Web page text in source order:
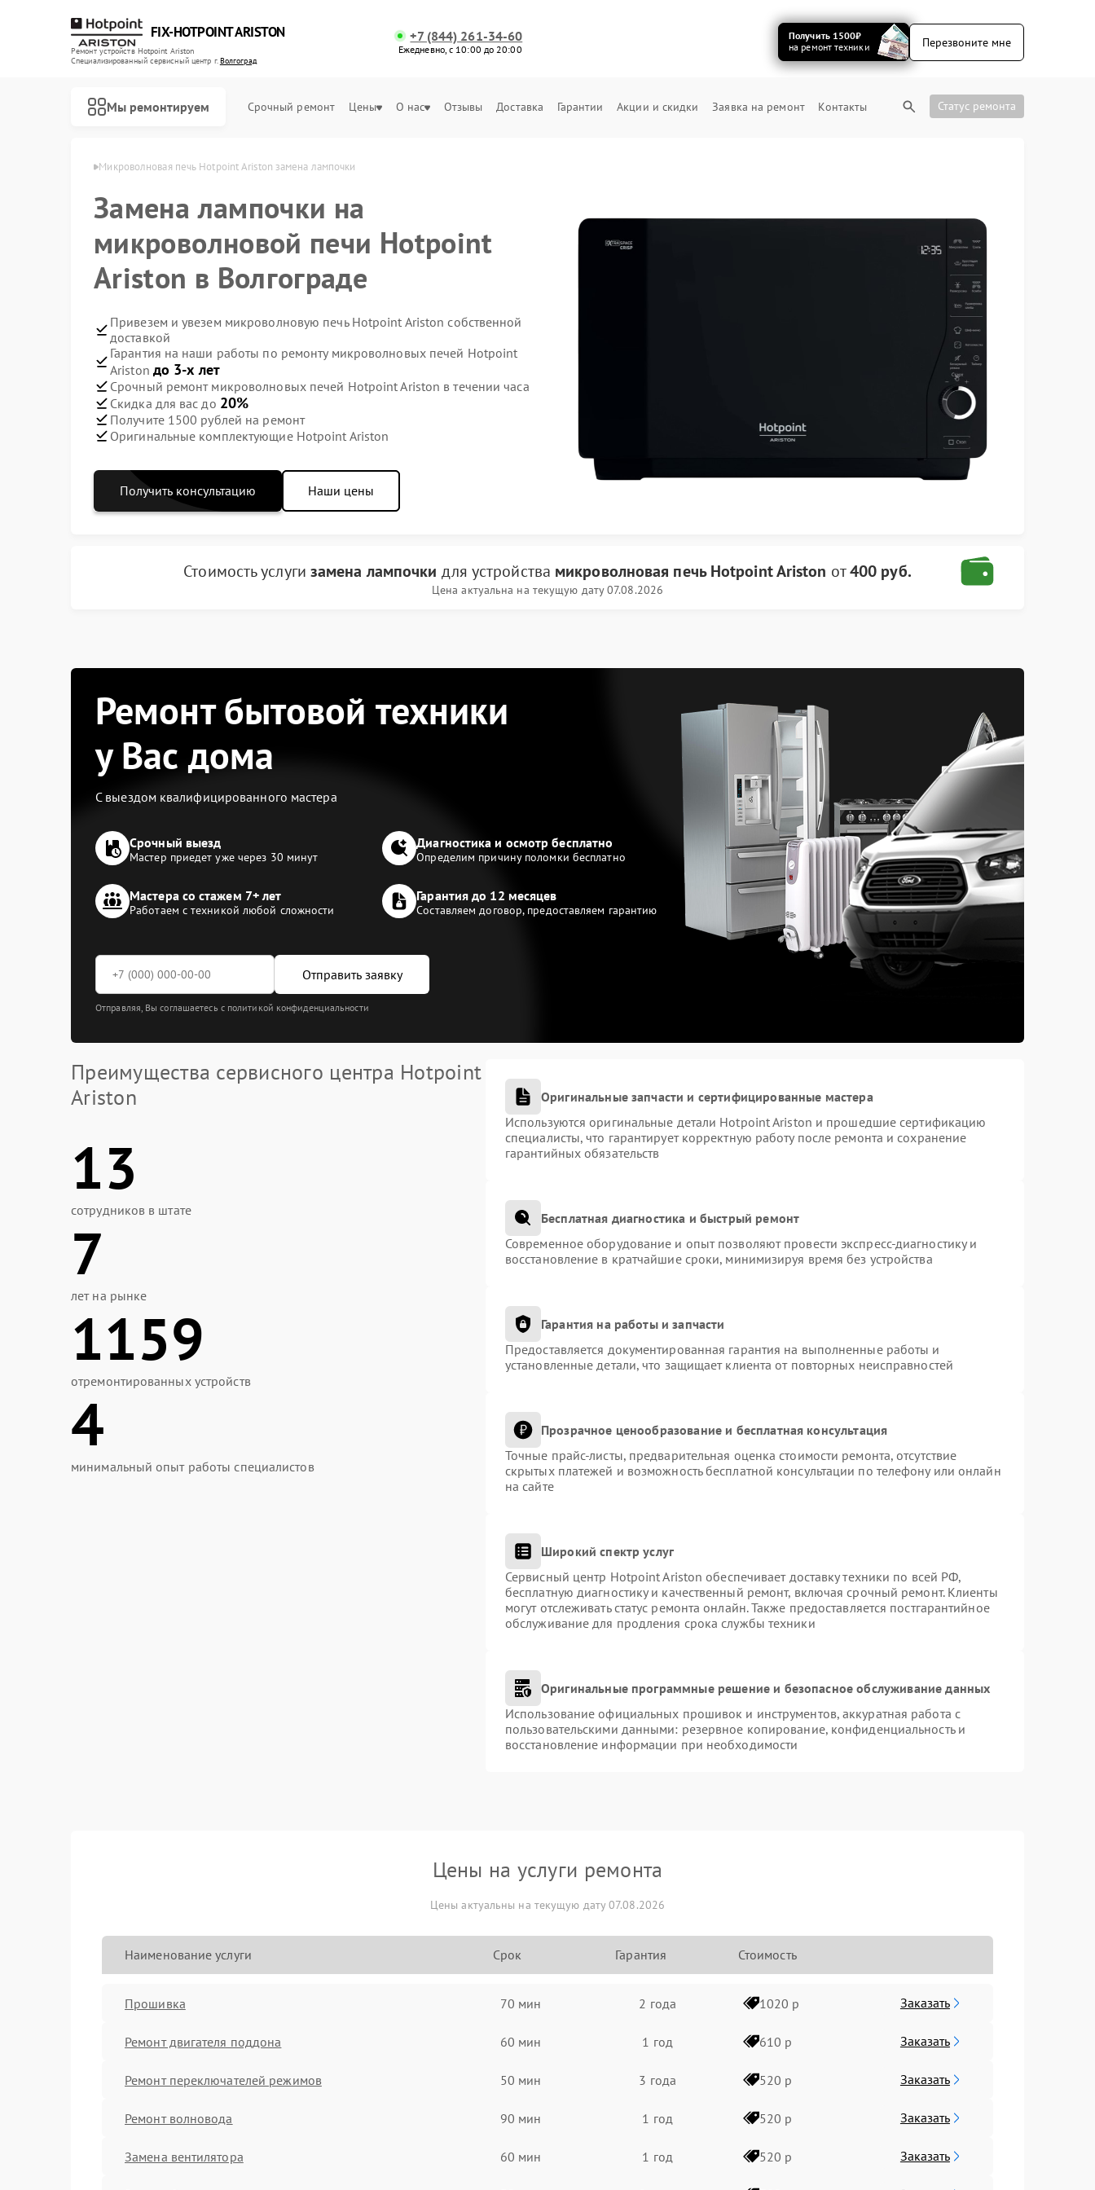
FIX-HOTPOINT ARISTON
Ремонт устройств Hotpoint Ariston
Специализированный cервисный центр г.Волгоград
+7 (844) 261-34-60
Ежедневно, с 10:00 до 20:00
Получить 1500₽
на ремонт техники
Перезвоните мне
Мы ремонтируем Срочный ремонт Цены О нас Отзывы Доставка Гарантии Акции и скидки Заявка на ремонт Контакты Статус ремонта
в Волгограде Микроволновая печь Hotpoint Ariston замена лампочки
Замена лампочки на
микроволновой печи Hotpoint
Ariston в Волгограде
Привезем и увезем микроволновую печь Hotpoint Ariston собственной
доставкой
Гарантия на наши работы по ремонту микроволновых печей Hotpoint
Ariston до 3-х лет
Срочный ремонт микроволновых печей Hotpoint Ariston в течении часа
Скидка для вас до 20%
Получите 1500 рублей на ремонт
Оригинальные комплектующие Hotpoint Ariston
Получить консультацию Наши цены
Стоимость услуги замена лампочки для устройства микроволновая печь Hotpoint Ariston от400 руб.
Цена актуальна на текущую дату 07.08.2026
Ремонт бытовой техники
у Вас дома
С выездом квалифицированного мастера
Срочный выезд
Мастер приедет уже через 30 минут
Диагностика и осмотр бесплатно
Определим причину поломки бесплатно
Мастера со стажем 7+ лет
Работаем с техникой любой сложности
Гарантия до 12 месяцев
Составляем договор, предоставляем гарантию
Отправить заявку
Отправляя, Вы соглашаетесь с политикой конфиденциальности
Преимущества сервисного центра Hotpoint
Ariston
13
сотрудников в штате
7
лет на рынке
1159
отремонтированных устройств
4
минимальный опыт работы специалистов
Оригинальные запчасти и сертифицированные мастера
Используются оригинальные детали Hotpoint Ariston и прошедшие сертификацию
специалисты, что гарантирует корректную работу после ремонта и сохранение
гарантийных обязательств
Бесплатная диагностика и быстрый ремонт
Современное оборудование и опыт позволяют провести экспресс-диагностику и
восстановление в кратчайшие сроки, минимизируя время без устройства
Гарантия на работы и запчасти
Предоставляется документированная гарантия на выполненные работы и
установленные детали, что защищает клиента от повторных неисправностей
Прозрачное ценообразование и бесплатная консультация
Точные прайс-листы, предварительная оценка стоимости ремонта, отсутствие
скрытых платежей и возможность бесплатной консультации по телефону или онлайн
на сайте
Широкий спектр услуг
Сервисный центр Hotpoint Ariston обеспечивает доставку техники по всей РФ,
бесплатную диагностику и качественный ремонт, включая срочный ремонт. Клиенты
могут отслеживать статус ремонта онлайн. Также предоставляется постгарантийное
обслуживание для продления срока службы техники
Оригинальные программные решение и безопасное обслуживание данных
Использование официальных прошивок и инструментов, аккуратная работа с
пользовательскими данными: резервное копирование, конфиденциальность и
восстановление информации при необходимости
Цены на услуги ремонта
Цены актуальны на текущую дату 07.08.2026
Наименование услуги Срок Гарантия Стоимость
Прошивка 70 мин 2 года 1020 р Заказать
Ремонт двигателя поддона 60 мин 1 год 610 р Заказать
Ремонт переключателей режимов 50 мин 3 года 520 р Заказать
Ремонт волновода 90 мин 1 год 520 р Заказать
Замена вентилятора 60 мин 1 год 520 р Заказать